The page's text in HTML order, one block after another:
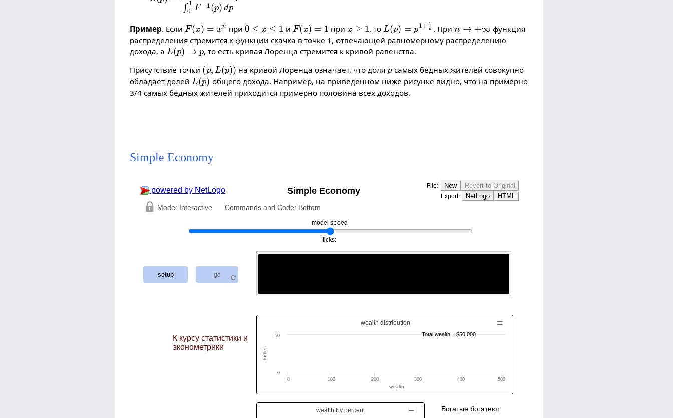
Пример. Если
x =
при и
x =
при , то
p ) + 1 n
. При
функция
распределения стремится к функции скачка в точке 1, отвечающей равномерному распределению
дохода, а
L(p)→p
, то есть кривая Лоренца стремится к кривой равенства.
Присутствие точки
( L( p ))
на кривой Лоренца означает, что доля
самых бедных жителей совокупно
обладает долей
L(p)
общего дохода. Например, на приведенном ниже рисунке видно, что на примерно
3/4 самых бедных жителей приходится примерно половина всех доходов.
Simple Economy